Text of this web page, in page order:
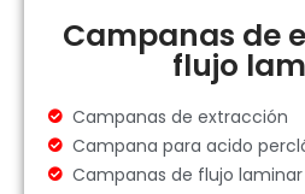
Campanas de
flujo
Campanas de extracción
Campana para acido
Campanas de flujo